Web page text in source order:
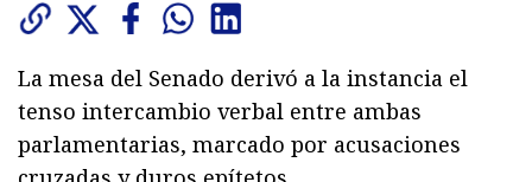
La mesa del Senado derivó a la instancia el
tenso intercambio verbal entre ambas
parlamentarias, marcado por acusaciones